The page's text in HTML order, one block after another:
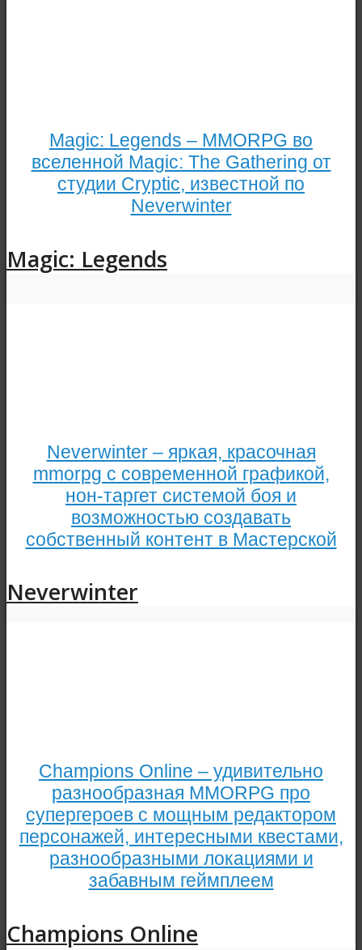
Magic: Legends – MMORPG во
вселенной Magic: The Gathering от
студии Cryptic, известной по
Neverwinter
Magic: Legends
Neverwinter – яркая, красочная
mmorpg с современной графикой,
нон-таргет системой боя и
возможностью создавать
собственный контент в Мастерской
Neverwinter
Champions Online – удивительно
разнообразная MMORPG про
супергероев с мощным редактором
персонажей, интересными квестами,
разнообразными локациями и
забавным геймплеем
Champions Online